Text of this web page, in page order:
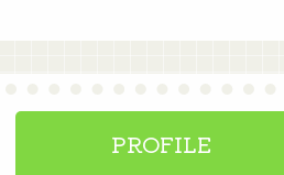
PROFILE